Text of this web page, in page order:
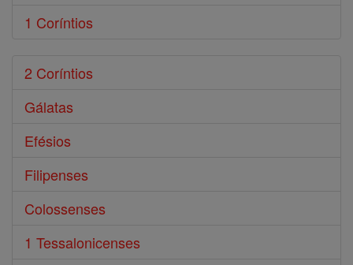
1 Coríntios
2 Coríntios
Gálatas
Efésios
Filipenses
Colossenses
1 Tessalonicenses